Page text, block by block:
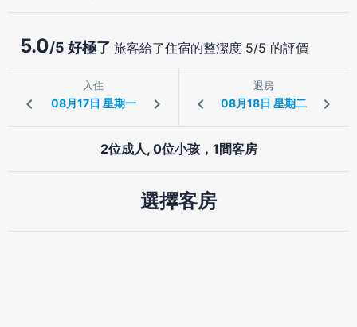
5.0/5 好極了 旅客給了住宿的整潔度 5/5 的評價
入住 退房
2位成人, 0位小孩，1間客房
選擇客房